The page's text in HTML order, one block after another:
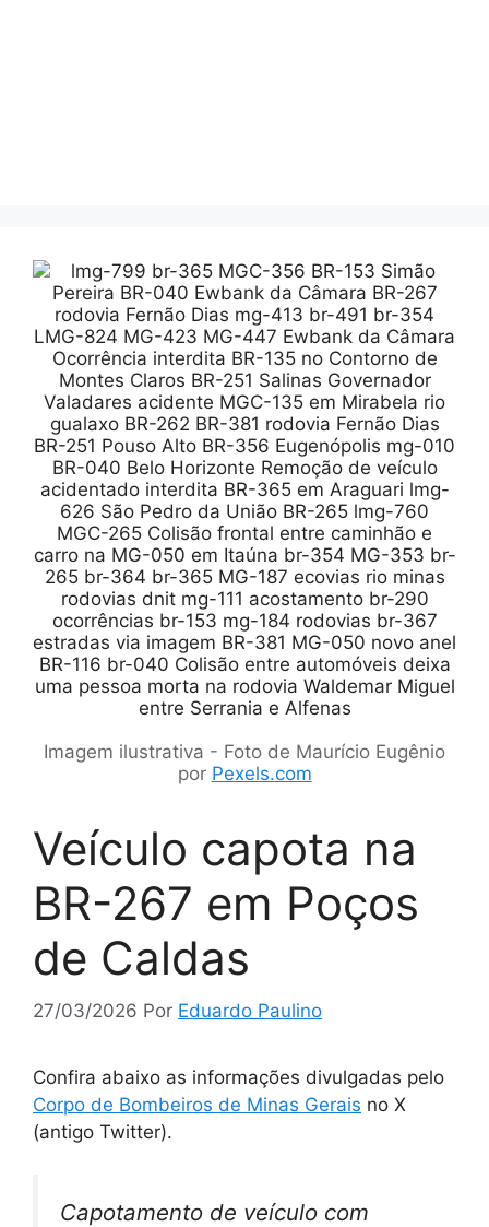
Imagem ilustrativa - Foto de Maurício Eugênio
por Pexels.com
Veículo capota na
BR-267 em Poços
de Caldas
27/03/2026 Por Eduardo Paulino
Confira abaixo as informações divulgadas pelo
Corpo de Bombeiros de Minas Gerais no X
(antigo Twitter).
Capotamento de veículo com